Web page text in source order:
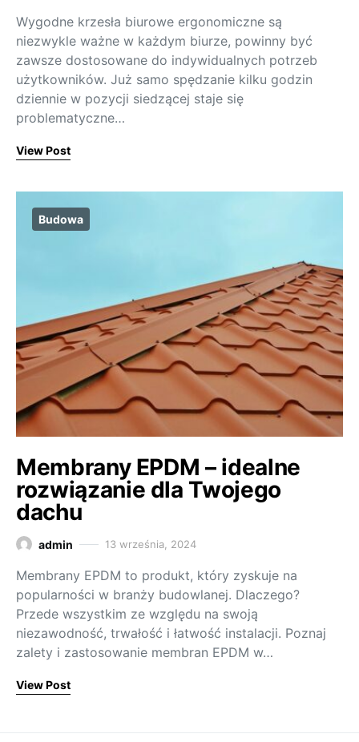
Wygodne krzesła biurowe ergonomiczne są
niezwykle ważne w każdym biurze, powinny być
zawsze dostosowane do indywidualnych potrzeb
użytkowników. Już samo spędzanie kilku godzin
dziennie w pozycji siedzącej staje się
problematyczne…
View Post
Budowa
Membrany EPDM – idealne
rozwiązanie dla Twojego
dachu
admin 13 września, 2024
Membrany EPDM to produkt, który zyskuje na
popularności w branży budowlanej. Dlaczego?
Przede wszystkim ze względu na swoją
niezawodność, trwałość i łatwość instalacji. Poznaj
zalety i zastosowanie membran EPDM w…
View Post